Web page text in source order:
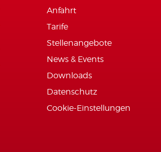
Anfahrt
Tarife
Stellenangebote
News & Events
Downloads
Datenschutz
Cookie-Einstellungen